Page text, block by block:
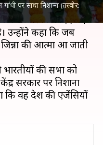
पर साधा निशाना (तस्वीर:
मंत्रीमुख्तार अब्बास
के अमेरिका में दिए गए
उन्होंने कहा कि जब
की आत्मा आ जाती
भारतीयों की सभा को
सरकार पर निशाना
कि वह देश की एजेंसियों